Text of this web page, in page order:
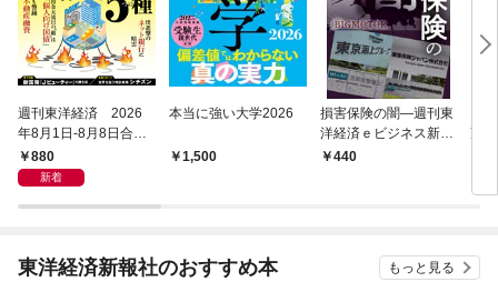
週刊東洋経済 2026
年8月1日-8月8日合併
号880
新着
本当に強い大学2026
1,500
損害保険の闇―週刊東
洋経済ｅビジネス新書
Ｎo.492
440
望―
東洋経済新報社のおすすめ本 もっと見る